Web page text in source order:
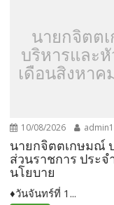
นายกจิตต
บริหารและ
เดือนสิงหา
10/08/2026 admin1
นายกจิตตเกษมณ์
ส่วนราชการ ประ
นโยบาย
♦️วันจันทร์ที่ 1...